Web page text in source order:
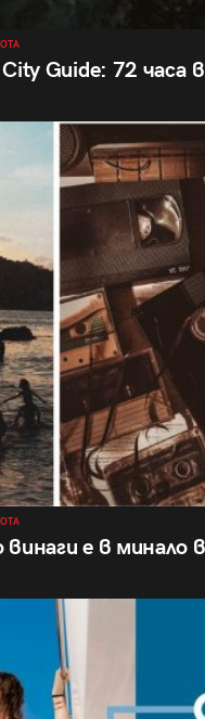
Guide: 72 часа
е в минало